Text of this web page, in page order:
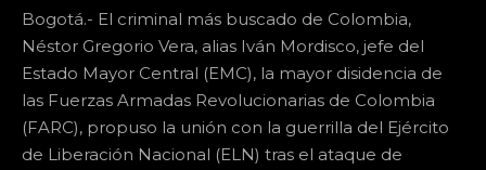
Bogotá.- El criminal más buscado de Colombia,
Néstor Gregorio Vera, alias Iván Mordisco, jefe del
Estado Mayor Central (EMC), la mayor disidencia de
las Fuerzas Armadas Revolucionarias de Colombia
(FARC), propuso la unión con la guerrilla del Ejército
de Liberación Nacional (ELN) tras el ataque de